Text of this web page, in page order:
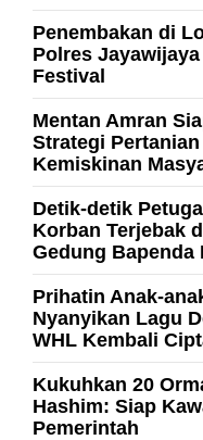
Penembakan di
Polres
Festival
Mentan Amran
Strategi
Kemiskinan
Detik-detik
Korban Terjebak
Gedung Bapenda
Prihatin Anak-
Nyanyikan Lagu
WHL Kembali
Kukuhkan 20
Hashim: Siap
Pemerintah